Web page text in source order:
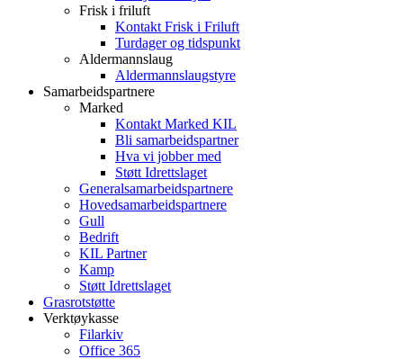
Frisk i friluft
Kontakt Frisk i Friluft
Turdager og tidspunkt
Aldermannslaug
Aldermannslaugstyre
Samarbeidspartnere
Marked
Kontakt Marked KIL
Bli samarbeidspartner
Hva vi jobber med
Støtt Idrettslaget
Generalsamarbeidspartnere
Hovedsamarbeidspartnere
Gull
Bedrift
KIL Partner
Kamp
Støtt Idrettslaget
Grasrotstøtte
Verktøykasse
Filarkiv
Office 365